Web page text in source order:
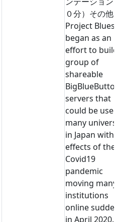
０分） その他
Project
began as an
effort to
group of
shareable
servers that
could be
many
in Japan with
effects of the
Covid19
pandemic
moving many
institutions
online
in April 2020.